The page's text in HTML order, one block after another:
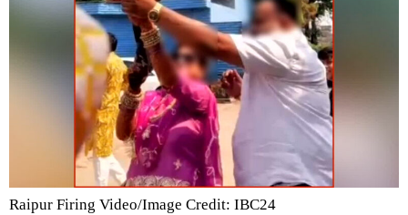
Raipur Firing Video/Image Credit: IBC24